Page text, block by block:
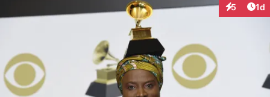
5 1d